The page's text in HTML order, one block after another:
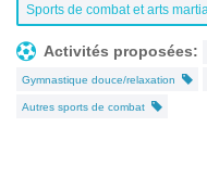
Sports de combat et arts
Activités proposées:
Gymnastique douce/relaxation
Autres sports de combat